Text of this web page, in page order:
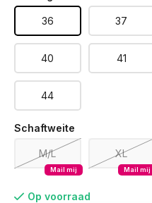
36 37
40 41
44
Schaftweite
Mail mij
M/L
Mail mij
XL
Op voorraad